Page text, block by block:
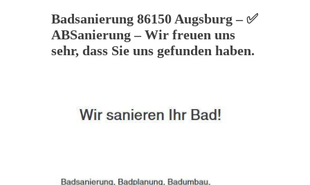
Badsanierung 86150 Augsburg – ✅
ABSanierung – Wir freuen uns
sehr, dass Sie uns gefunden haben.